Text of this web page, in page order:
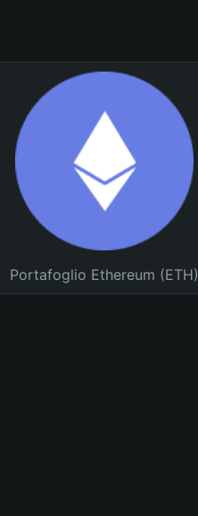
Portafoglio Ethereum (ETH)